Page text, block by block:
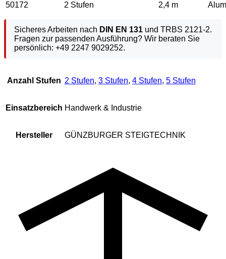
50172
2 Stufen 2,4 m
Sicheres Arbeiten nach DIN EN 131 und TRBS 2121-2.
Fragen zur passenden Ausführung? Wir beraten Sie
persönlich: +49 2247 9029252.
Anzahl Stufen 2 Stufen, 3 Stufen, 4 Stufen, 5 Stufen
Einsatzbereich Handwerk & Industrie
Hersteller GÜNZBURGER STEIGTECHNIK